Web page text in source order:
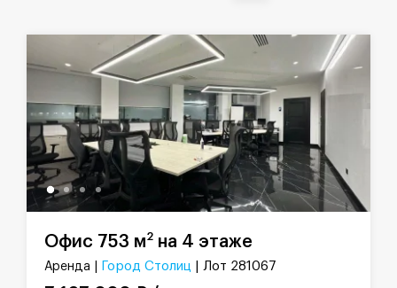
Офис 753 м2 на 4 этаже
Аренда | Город Столиц | Лот 281067